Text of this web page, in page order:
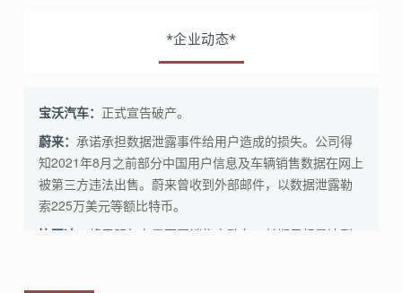
*企业动态*
宝沃汽车： 正式宣告破产。
蔚来： 承诺承担数据泄露事件给用户造成的损失。公司得
知2021年8月之前部分中国用户信息及车辆销售数据在网上
被第三方违法出售。蔚来曾收到外部邮件，以数据泄露勒
索225万美元等额比特币。
比亚迪：
将于明年在墨西哥销售电动车，长期目标是达到